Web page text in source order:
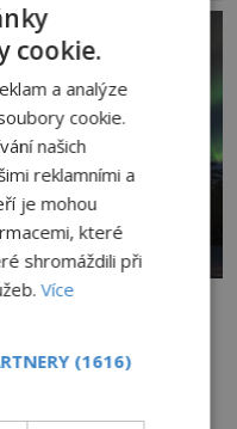
poblíž
monstra
cookie.
a analýze
cookie.
našich
reklamními a
je mohou
které
shromáždili při
Více
(1616)